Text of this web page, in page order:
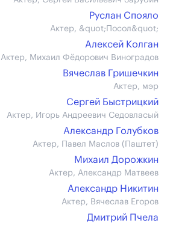
Руслан Спояло
Актер, &quot;Посол&quot;
Алексей Колган
Актер, Михаил Фёдорович Виноградов
Вячеслав Гришечкин
Актер, мэр
Сергей Быстрицкий
Актер, Игорь Андреевич Седовласый
Александр Голубков
Актер, Павел Маслов (Паштет)
Михаил Дорожкин
Актер, Александр Матвеев
Александр Никитин
Актер, Вячеслав Егоров
Дмитрий Пчела